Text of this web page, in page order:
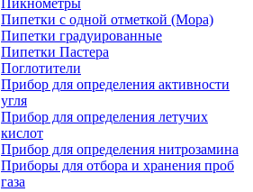
Пикнометры
Пипетки с одной отметкой (Мора)
Пипетки градуированные
Пипетки Пастера
Поглотители
Прибор для определения активности
угля
Прибор для определения летучих
кислот
Прибор для определения нитрозамина
Приборы для отбора и хранения проб
газа